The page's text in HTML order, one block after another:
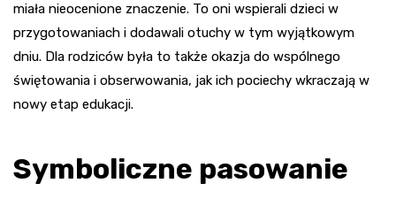
miała nieocenione znaczenie. To oni wspierali dzieci w
przygotowaniach i dodawali otuchy w tym wyjątkowym
dniu. Dla rodziców była to także okazja do wspólnego
świętowania i obserwowania, jak ich pociechy wkraczają w
nowy etap edukacji.
Symboliczne pasowanie